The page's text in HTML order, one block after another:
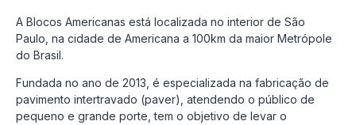
A Blocos Americanas está localizada no interior de São
Paulo, na cidade de Americana a 100km da maior Metrópole
do Brasil.
Fundada no ano de 2013, é especializada na fabricação de
pavimento intertravado (paver), atendendo o público de
pequeno e grande porte, tem o objetivo de levar o